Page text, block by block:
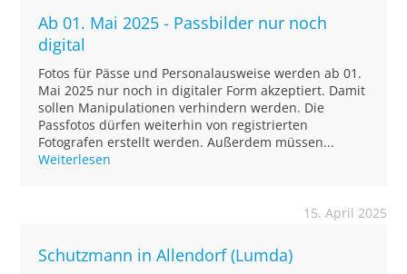
Ab 01. Mai 2025 - Passbilder nur noch
digital
Fotos für Pässe und Personalausweise werden ab 01.
Mai 2025 nur noch in digitaler Form akzeptiert. Damit
sollen Manipulationen verhindern werden. Die
Passfotos dürfen weiterhin von registrierten
Fotografen erstellt werden. Außerdem müssen...
Weiterlesen
15. April 2025
Schutzmann in Allendorf (Lumda)